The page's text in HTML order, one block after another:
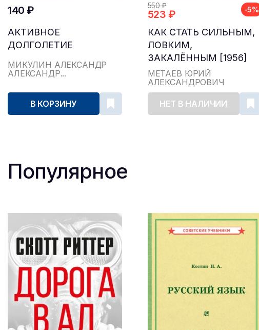
140 ₽
АКТИВНОЕ
ДОЛГОЛЕТИЕ
МИКУЛИН АЛЕКСАНДР
АЛЕКСАНДР...
В КОРЗИНУ
550 ₽
523 ₽ -5%
КАК СТАТЬ СИЛЬНЫМ,
ЛОВКИМ,
ЗАКАЛЁННЫМ [1956]
МЕТАЕВ ЮРИЙ
АЛЕКСАНДРОВИЧ
НЕТ В НАЛИЧИИ
Популярное